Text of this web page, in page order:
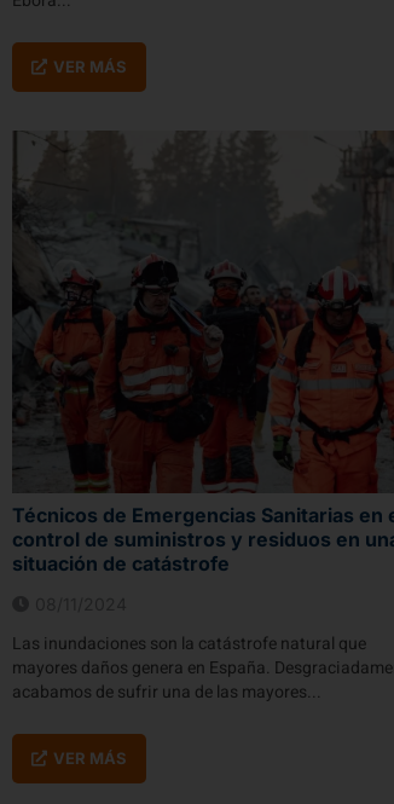
VER MÁS
Técnicos de Emergencias Sanitarias en
control de suministros y residuos en
situación de catástrofe
Las inundaciones son la catástrofe natural que
mayores daños genera en España.
acabamos de sufrir una de las mayores...
VER MÁS